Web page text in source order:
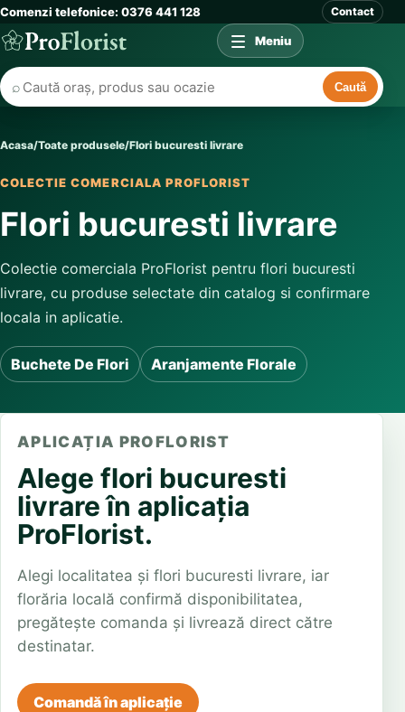
Comenzi telefonice: 0376 441 128 Contact
⌕ Caută
Meniu
Acasa/Toate produsele/Flori bucuresti livrare
COLECTIE COMERCIALA PROFLORIST
Flori bucuresti livrare
Colectie comerciala ProFlorist pentru flori bucuresti
livrare, cu produse selectate din catalog si confirmare
locala in aplicatie.
Buchete De Flori Aranjamente Florale
APLICAȚIA PROFLORIST
Alege flori bucuresti
livrare în aplicația
ProFlorist.
Alegi localitatea și flori bucuresti livrare, iar
florăria locală confirmă disponibilitatea,
pregătește comanda și livrează direct către
destinatar.
Comandă în aplicație